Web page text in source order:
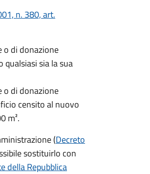
n. 380, art.
o di donazione
sia la sua
o di donazione
censito al nuovo
m².
(Decreto
sostituirlo con
della Repubblica